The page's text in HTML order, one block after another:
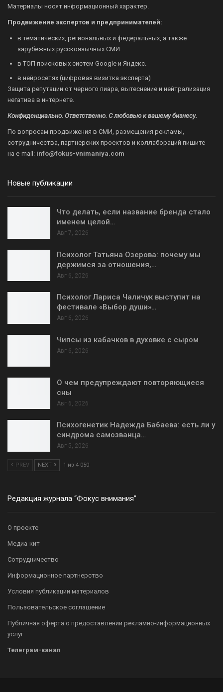
Материалы носят информационный характер.
Продвижение экспертов и предпринимателей:
в тематических, региональных и федеральных, а также
зарубежных русскоязычных СМИ.
в ТОП поисковых систем Google и Яндекс.
в нейросетях (цифровая визитка эксперта)
Защита репутации от черного пиара, вытеснение и нейтрализация
негатива в интернете.
Конфиденциально. Ответственно. С любовью к вашему бизнесу.
По вопросам продвижения в СМИ, размещения рекламы,
сотрудничества, партнерских проектов и коллабораций пишите
на e-mail: info@fokus-vnimaniya.com
Новые публикации
Что делать, если название бренда стало
именем целой…
Авг 7, 2026
Психолог Татьяна Озерова: почему мы
держимся за отношения,…
Авг 6, 2026
Психолог Лариса Чаличук выступит на
фестивале «Выбор души»…
Авг 6, 2026
Чипсы из кабачков в духовке с сыром
Авг 6, 2026
О чем предупреждают повторяющиеся
сны
Авг 6, 2026
Психогенетик Надежда Бабаева: есть ли у
синдрома самозванца…
Авг 5, 2026
PREV NEXT 1 из 4 050
Редакция журнала “Фокус внимания”
О проекте
Медиа-кит
Сотрудничество
Информационное партнерство
Условия публикации материалов
Пользовательское соглашение
Публичная оферта о предоставлении рекламно-информационных
услуг
Телеграм-канал